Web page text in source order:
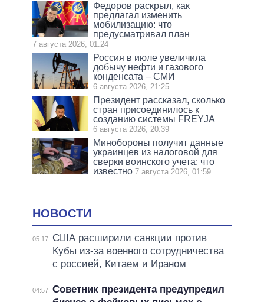
Федоров раскрыл, как
предлагал изменить
мобилизацию: что
предусматривал план
7 августа 2026, 01:24
Россия в июле увеличила
добычу нефти и газового
конденсата – СМИ
6 августа 2026, 21:25
Президент рассказал, сколько
стран присоединилось к
созданию системы FREYJA
6 августа 2026, 20:39
Минобороны получит данные
украинцев из налоговой для
сверки воинского учета: что
известно 7 августа 2026, 01:59
НОВОСТИ
05:17
США расширили санкции против
Кубы из-за военного сотрудничества
с россией, Китаем и Ираном
04:57 Советник президента предупредил